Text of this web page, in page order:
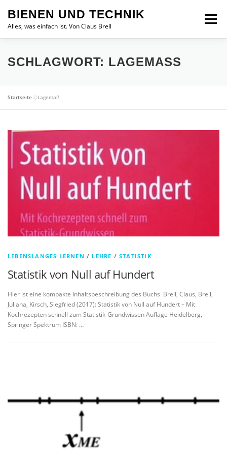
Inhalt
springen
BIENEN UND TECHNIK
Alles, was einfach ist. Von Claus Brell
Menü
SCHLAGWORT: LAGEMASS
Startseite »Lagemaß
LEBENSLANGES LERNEN / LEHRE /STATISTIK
Statistik von Null auf Hundert
Hier ist eine kompakte Inhaltsbeschreibung des Buchs Brell, Claus, Brell,
Juliana, Kirsch, Siegfried (2017): Statistik von Null auf Hundert – Mit
Kochrezepten schnell zum Statistik-Grundwissen Auflage Heidelberg,
Springer Spektrum ISBN: …